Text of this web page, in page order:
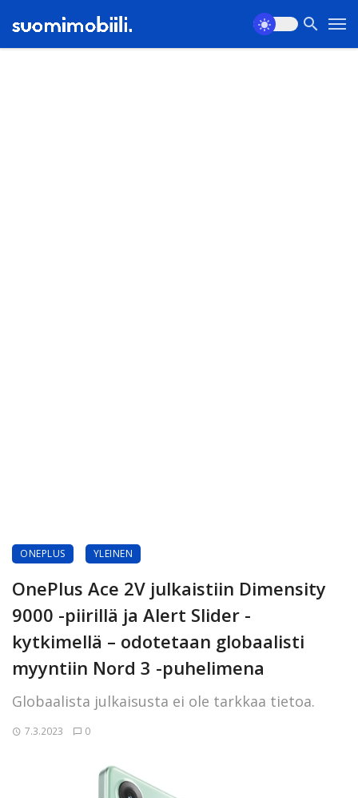
ONEPLUS YLEINEN
OnePlus Ace 2V julkaistiin Dimensity
9000 -piirillä ja Alert Slider -
kytkimellä – odotetaan globaalisti
myyntiin Nord 3 -puhelimena
Globaalista julkaisusta ei ole tarkkaa tietoa.
7.3.2023 0